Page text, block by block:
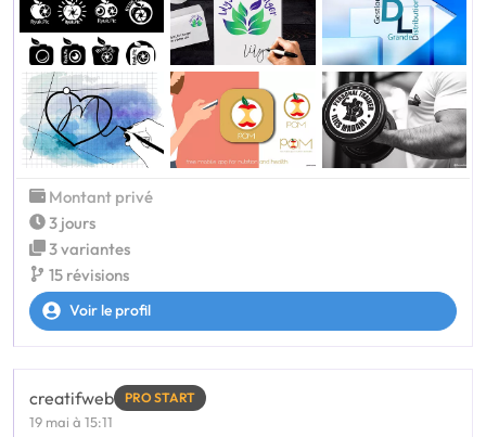
Montant privé
3 jours
3 variantes
15 révisions
Voir le profil
creatifweb PRO START
19 mai à 15:11